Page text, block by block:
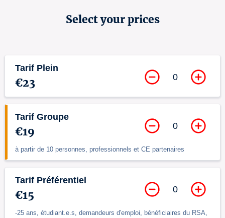
Select your prices
Tarif Plein
€23 0
Tarif Groupe
€19
à partir de 10 personnes, professionnels et CE partenaires
0
Tarif Préférentiel
€15
-25 ans, étudiant.e.s, demandeurs d'emploi, bénéficiaires du RSA,
0